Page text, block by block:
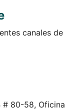
canales de
# 80-58, Oficina